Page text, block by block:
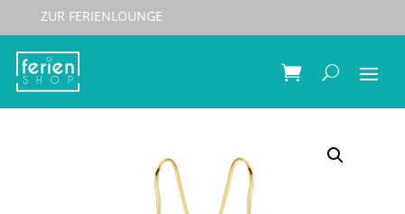
ZUR FERIENLOUNGE
Start/
Ohrringe Confetti Pearl